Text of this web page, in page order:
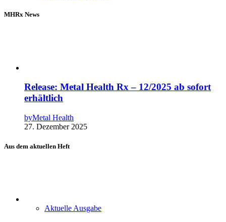
MHRx News
Release: Metal Health Rx – 12/2025 ab sofort
erhältlich
byMetal Health
27. Dezember 2025
Aus dem aktuellen Heft
Aktuelle Ausgabe